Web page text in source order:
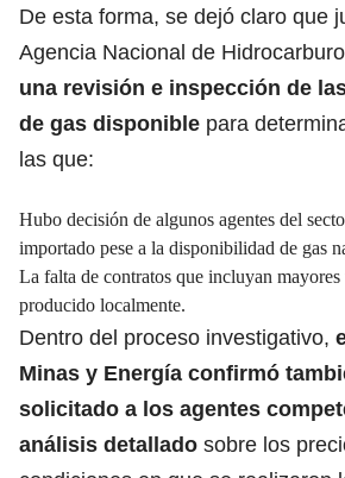
De esta forma, se dejó claro que
Agencia Nacional de
una revisión e inspección de
de gas disponible para
las que:
Hubo decisión de algunos agentes del
importado pese a la disponibilidad de gas
La falta de contratos que incluyan mayores
producido localmente.
Dentro del proceso investigativo,
Minas y Energía confirmó
solicitado a los agentes
análisis detallado sobre los